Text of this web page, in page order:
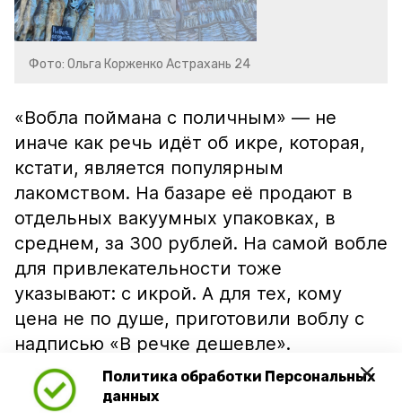
Политика обработки Персональных
данных
Фото: Ольга Корженко Астрахань 24
«Вобла поймана с поличным» — не
иначе как речь идёт об икре, которая,
кстати, является популярным
лакомством. На базаре её продают в
отдельных вакуумных упаковках, в
среднем, за 300 рублей. На самой вобле
для привлекательности тоже
указывают: с икрой. А для тех, кому
цена не по душе, приготовили воблу с
надписью «В речке дешевле».